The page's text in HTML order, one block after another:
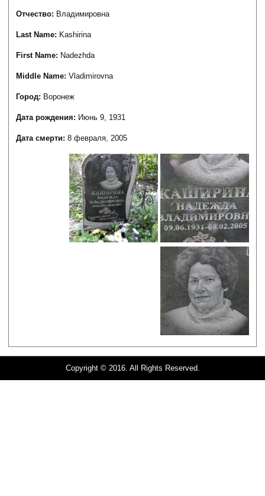
Отчество: Владимировна
Last Name: Kashirina
First Name: Nadezhda
Middle Name:Vladimirovna
Город: Воронеж
Дата рождения: Июнь 9, 1931
Дата смерти:8 февраля, 2005
Copyright © 2016. All Rights Reserved.